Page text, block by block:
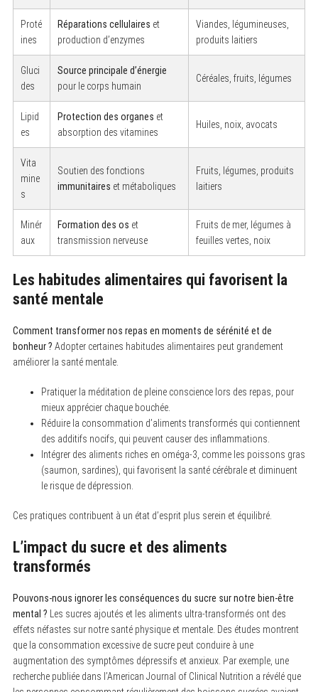
Proté
ines
Réparations cellulaires et
production d’enzymes
Viandes, légumineuses,
produits laitiers
Gluci
des
Source principale d’énergie
pour le corps humain
Céréales, fruits, légumes
Lipid
es
Protection des organes et
absorption des vitamines
Huiles, noix, avocats
Vita
mine
s
Soutien des fonctions
immunitaires et métaboliques
Fruits, légumes, produits
laitiers
Minér
aux
Formation des os et
transmission nerveuse
Fruits de mer, légumes à
feuilles vertes, noix
Les habitudes alimentaires qui favorisent la
santé mentale
Comment transformer nos repas en moments de sérénité et de
bonheur ? Adopter certaines habitudes alimentaires peut grandement
améliorer la santé mentale.
Pratiquer la méditation de pleine conscience lors des repas, pour
mieux apprécier chaque bouchée.
Réduire la consommation d’aliments transformés qui contiennent
des additifs nocifs, qui peuvent causer des inflammations.
Intégrer des aliments riches en oméga-3, comme les poissons gras
(saumon, sardines), qui favorisent la santé cérébrale et diminuent
le risque de dépression.
Ces pratiques contribuent à un état d’esprit plus serein et équilibré.
L’impact du sucre et des aliments
transformés
Pouvons-nous ignorer les conséquences du sucre sur notre bien-être
mental ? Les sucres ajoutés et les aliments ultra-transformés ont des
effets néfastes sur notre santé physique et mentale. Des études montrent
que la consommation excessive de sucre peut conduire à une
augmentation des symptômes dépressifs et anxieux. Par exemple, une
recherche publiée dans l’American Journal of Clinical Nutrition a révélé que
S
e
a
r
c
h